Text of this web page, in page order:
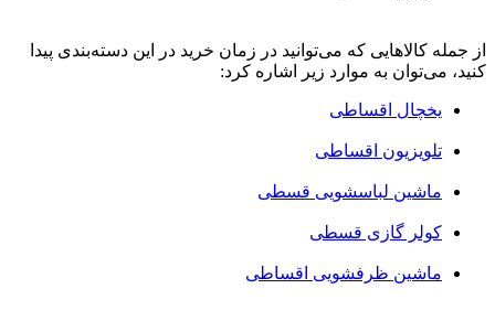
از جمله کالاهایی که می‌توانید در زمان خرید در این دسته‌بندی پیدا
کنید، می‌توان به موارد زیر اشاره کرد:
یخچال اقساطی
تلویزیون اقساطی
ماشین لباسشویی قسطی
کولر گازی قسطی
ماشین ظرفشویی اقساطی